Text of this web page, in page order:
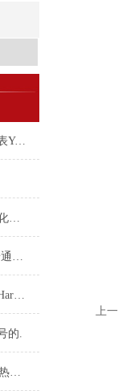
上海自动化仪表四厂普通压力表Y-100-0-25MPa
Y-150ZT普通压力表(上海自动化仪表四厂)-白云牌产品介绍
Y-40/60/100/150/200/250系列普通压力表产品介绍
上海自动化仪表一厂介绍差压Hart变送器的加工技术
的.
WRN-230固定螺纹防水装配式热电偶技术特点
上